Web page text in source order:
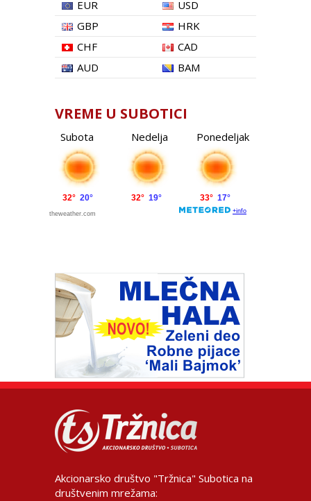
EUR
USD
GBP
HRK
CHF
CAD
AUD
BAM
VREME U SUBOTICI
Subota Nedelja Ponedeljak
Akcionarsko društvo "Tržnica" Subotica na
društvenim mrežama: